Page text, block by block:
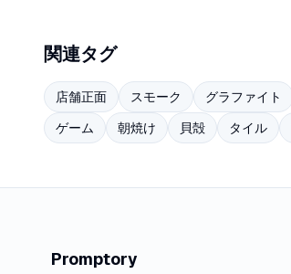
関連タグ
店舗正面 スモーク グラファイト
ゲーム
朝焼け 貝殻 タイル
Promptory